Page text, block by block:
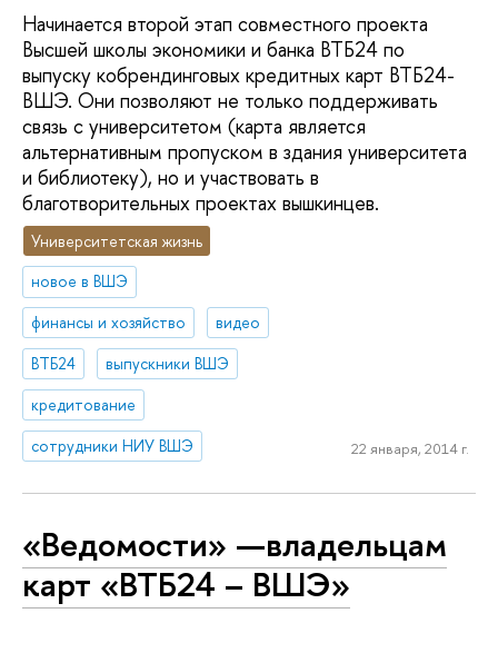
Начинается второй этап совместного проекта
Высшей школы экономики и банка ВТБ24 по
выпуску кобрендинговых кредитных карт ВТБ24-
ВШЭ. Они позволяют не только поддерживать
связь с университетом (карта является
альтернативным пропуском в здания университета
и библиотеку), но и участвовать в
благотворительных проектах вышкинцев.
Университетская жизнь
новое в ВШЭ
финансы и хозяйство
видео
ВТБ24
выпускники ВШЭ
кредитование
сотрудники НИУ ВШЭ
22 января, 2014 г.
«Ведомости» —владельцам
карт «ВТБ24 – ВШЭ»